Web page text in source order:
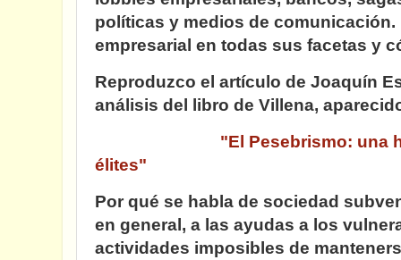
políticas y medios de
empresarial en todas sus facetas y
Reproduzco el artículo de Joaquín
análisis del libro de Villena,
"El Pesebrismo: una
élites"
Por qué se habla de sociedad
en general, a las ayudas a los
actividades imposibles de